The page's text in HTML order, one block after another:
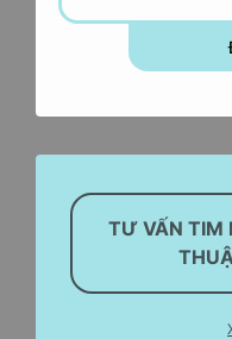
TƯ VẤN TIM